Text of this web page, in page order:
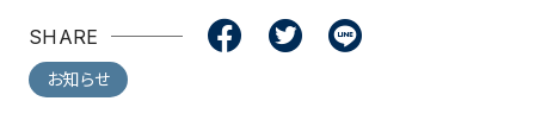
SHARE
お知らせ